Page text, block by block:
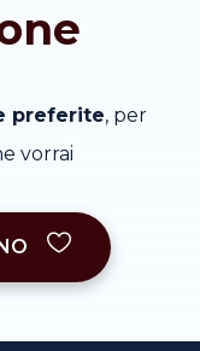
preferite, per
vorrai